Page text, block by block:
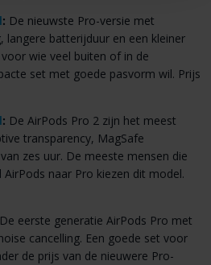
: De nieuwste Pro-versie met
langere batterijduur en een kleiner
wie veel buiten of in de
set met goede pasvorm wil. Prijs
: De AirPods Pro 2 zijn het meest
transparency, MagSafe
zes uur. De meeste mensen die
naar Pro kiezen dit model.
De eerste generatie AirPods Pro met
cancelling. Een goede set voor
de prijs van de nieuwere Pro-